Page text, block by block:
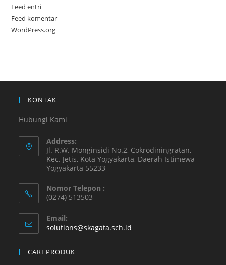
Feed entri
Feed komentar
WordPress.org
KONTAK
Hubungi Kami
Address:
Jl. R.W. Monginsidi No.2, Cokrodiningratan,
Kec. Jetis, Kota Yogyakarta, Daerah Istimewa
Yogyakarta 55233
Nomor Telepon :
(0274) 513503
Email:
solutions@skagata.sch.id
CARI PRODUK